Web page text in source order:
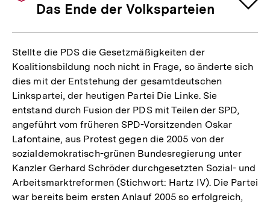
Das Ende der Volksparteien
Stellte die PDS die Gesetzmäßigkeiten der
Koalitionsbildung noch nicht in Frage, so änderte sich
dies mit der Entstehung der gesamtdeutschen
Linkspartei, der heutigen Partei Die Linke. Sie
entstand durch Fusion der PDS mit Teilen der SPD,
angeführt vom früheren SPD-Vorsitzenden Oskar
Lafontaine, aus Protest gegen die 2005 von der
sozialdemokratisch-grünen Bundesregierung unter
Kanzler Gerhard Schröder durchgesetzten Sozial- und
Arbeitsmarktreformen (Stichwort: Hartz IV). Die Partei
war bereits beim ersten Anlauf 2005 so erfolgreich,